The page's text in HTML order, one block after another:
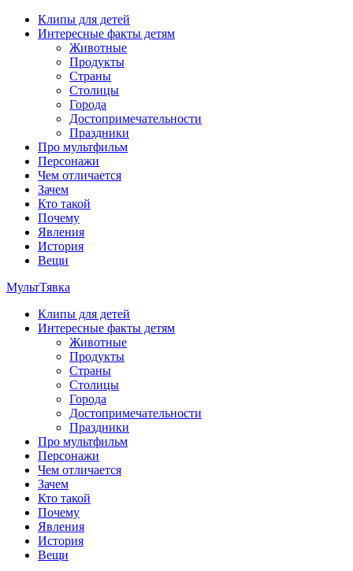
Перейти
содержимому
Клипы для детей
Интересные факты детям
Животные
Продукты
Страны
Столицы
Города
Достопримечательности
Праздники
Про мультфильм
Персонажи
Чем отличается
Зачем
Кто такой
Почему
Явления
История
Вещи
МультТявка
интересные факты про страны, столицы и города, клипы из
мультфильмов, мульт-клипы, песни из мультиков, детские
клипы, интересные факты о мультфильмах и про персонажей
мультфильмов
Клипы для детей
Интересные факты детям
Животные
Продукты
Страны
Столицы
Города
Достопримечательности
Праздники
Про мультфильм
Персонажи
Чем отличается
Зачем
Кто такой
Почему
Явления
История
Вещи